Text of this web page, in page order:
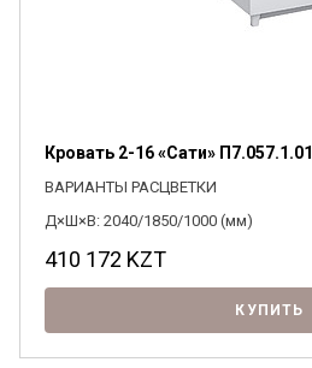
Кровать 2-16 «Сати» П7.057.1.01
ВАРИАНТЫ РАСЦВЕТКИ
Д×Ш×В: 2040/1850/1000 (мм)
410 172 KZT
КУПИТЬ